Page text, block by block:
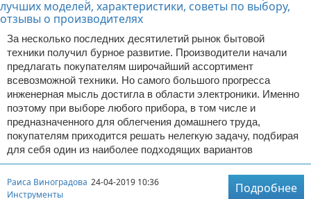
За несколько последних десятилетий рынок бытовой
техники получил бурное развитие. Производители начали
предлагать покупателям широчайший ассортимент
всевозможной техники. Но самого большого прогресса
инженерная мысль достигла в области электроники. Именно
поэтому при выборе любого прибора, в том числе и
предназначенного для облегчения домашнего труда,
покупателям приходится решать нелегкую задачу, подбирая
для себя один из наиболее подходящих вариантов
Раиса Виноградова 24-04-2019 10:36
Инструменты
Подробнее